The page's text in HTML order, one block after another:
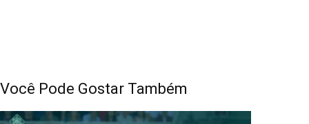
Você Pode Gostar Também